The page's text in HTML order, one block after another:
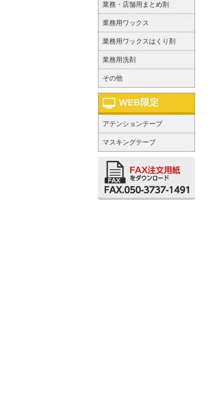
業務・店舗用まとめ割
業務用ワックス
業務用ワックスはくり剤
業務用洗剤
その他
WEB限定
アテンションテープ
マスキングテープ